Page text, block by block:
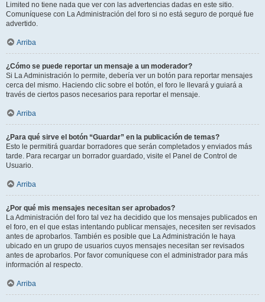
Limited no tiene nada que ver con las advertencias dadas en este sitio.
Comuníquese con La Administración del foro si no está seguro de porqué fue
advertido.
Arriba
¿Cómo se puede reportar un mensaje a un moderador?
Si La Administración lo permite, debería ver un botón para reportar mensajes
cerca del mismo. Haciendo clic sobre el botón, el foro le llevará y guiará a
través de ciertos pasos necesarios para reportar el mensaje.
Arriba
¿Para qué sirve el botón “Guardar” en la publicación de temas?
Esto le permitirá guardar borradores que serán completados y enviados más
tarde. Para recargar un borrador guardado, visite el Panel de Control de
Usuario.
Arriba
¿Por qué mis mensajes necesitan ser aprobados?
La Administración del foro tal vez ha decidido que los mensajes publicados en
el foro, en el que estas intentando publicar mensajes, necesiten ser revisados
antes de aprobarlos. También es posible que La Administración le haya
ubicado en un grupo de usuarios cuyos mensajes necesitan ser revisados
antes de aprobarlos. Por favor comuníquese con el administrador para más
información al respecto.
Arriba